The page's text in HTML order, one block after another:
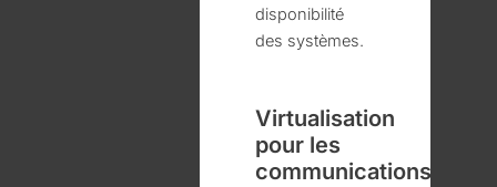
disponibilité
des systèmes.
Virtualisation
pour les
communications